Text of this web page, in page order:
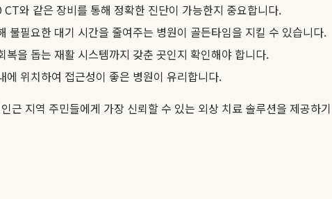
와 같은 장비를 통해 정확한 진단이 가능한지 중요합니다.
불필요한 대기 시간을 줄여주는 병원이 골든타임을 지킬 수 있습니다.
복을 돕는 재활 시스템까지 갖춘 곳인지 확인해야 합니다.
위치하여 접근성이 좋은 병원이 유리합니다.
근 지역 주민들에게 가장 신뢰할 수 있는 외상 치료 솔루션을 제공하